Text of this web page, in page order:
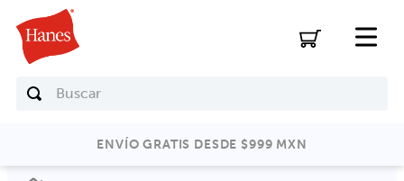
Buscar
ENVÍO GRATIS DESDE $999 MXN